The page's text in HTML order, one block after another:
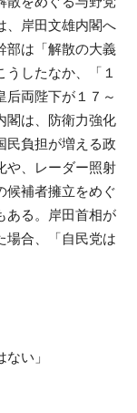
、岸田文雄内閣へ
部は「解散の大義
したなか、「１
后両陛下が１７～
閣は、防衛力強化
民負担が増える政
や、レーダー照射
候補者擁立をめぐ
ある。岸田首相が
場合、「自民党は
い」